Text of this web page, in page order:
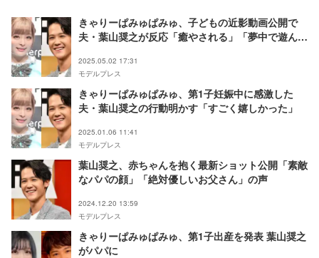
きゃりーぱみゅぱみゅ、子どもの近影動画公開で
夫・葉山奨之が反応「癒やされる」「夢中で遊んで
2025.05.02 17:31
モデルプレス
きゃりーぱみゅぱみゅ、第1子妊娠中に感激した
夫・葉山奨之の行動明かす「すごく嬉しかった」
2025.01.06 11:41
モデルプレス
葉山奨之、赤ちゃんを抱く最新ショット公開「素敵
なパパの顔」「絶対優しいお父さん」の声
2024.12.20 13:59
モデルプレス
きゃりーぱみゅぱみゅ、第1子出産を発表 葉山奨之
がパパに